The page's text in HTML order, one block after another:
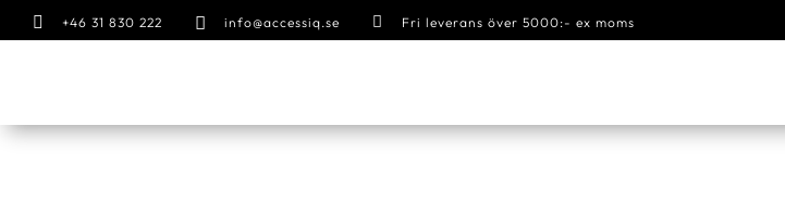
 +46 31 830 222  info@accessiq.se  Fri leverans över 5000:- ex moms